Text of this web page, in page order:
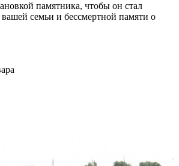
памятника, чтобы он стал
семьи и бессмертной памяти о